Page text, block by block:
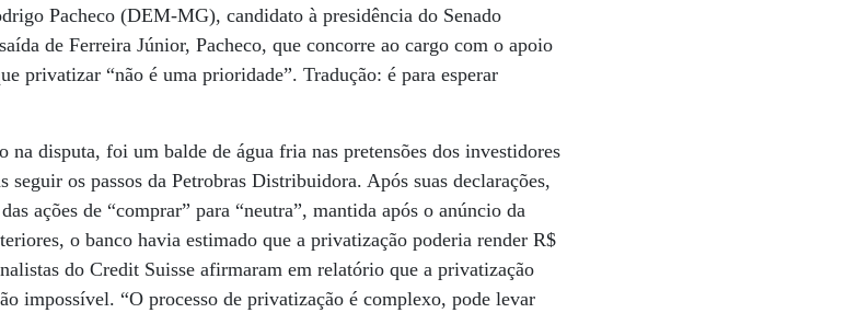
Pacheco (DEM-MG), candidato à presidência do Senado
de Ferreira Júnior, Pacheco, que concorre ao cargo com o apoio
privatizar “não é uma prioridade”. Tradução: é para esperar
disputa, foi um balde de água fria nas pretensões dos investidores
seguir os passos da Petrobras Distribuidora. Após suas declarações,
ações de “comprar” para “neutra”, mantida após o anúncio da
o banco havia estimado que a privatização poderia render R$
do Credit Suisse afirmaram em relatório que a privatização
impossível. “O processo de privatização é complexo, pode levar